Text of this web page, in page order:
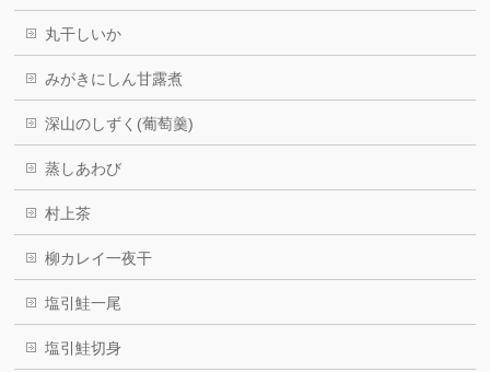
丸干しいか
みがきにしん甘露煮
深山のしずく(葡萄羹)
蒸しあわび
村上茶
柳カレイ一夜干
塩引鮭一尾
塩引鮭切身